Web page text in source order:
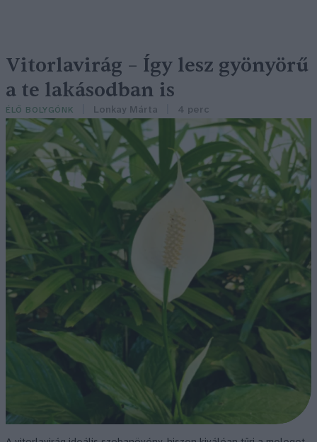
Vitorlavirág – Így lesz gyönyörű
a te lakásodban is
ÉLŐ BOLYGÓNK Lonkay Márta 4 perc